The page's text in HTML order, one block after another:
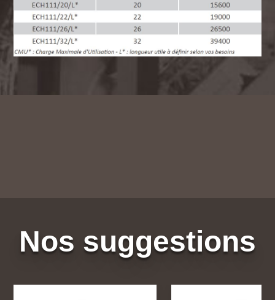
Nos suggestions